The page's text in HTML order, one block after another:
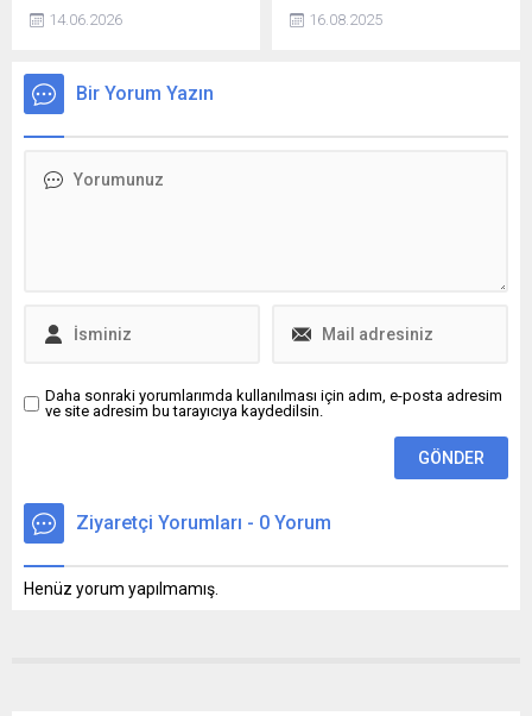
yaşından küçük işitme
biyonik kulak ameliyatı
imkanı sunuyor. İlk kez
sessizlikten kurtuldu.
14.06.2026
vücut kokuları oluyor diyen
16.08.2025
Bir Yorum Yazın
Daha sonraki yorumlarımda kullanılması için adım, e-posta adresim
ve site adresim bu tarayıcıya kaydedilsin.
Ziyaretçi Yorumları - 0 Yorum
Henüz yorum yapılmamış.